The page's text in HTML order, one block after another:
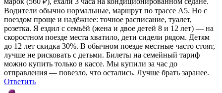
Водители обычно нормальные, маршрут по трассе A5. Но с
поездом проще и надёжнее: точное расписание, туалет,
розетка. Я ездил с семьёй (жена и двое детей 8 и 12 лет) — на
скоростном поезде места хватило, дети сидели рядом. Детям
до 12 лет скидка 30%. В обычном поезде местные часто стоят,
лучше не рисковать с детьми. Билеты на семейный тариф
можно купить только в кассе. Мы купили за час до
отправления — повезло, что остались. Лучше брать заранее.
Ответить